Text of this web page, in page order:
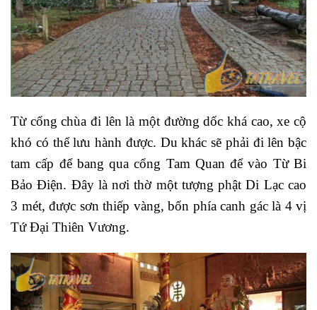
Từ cổng chùa đi lên là một đường dốc khá cao, xe cộ
khó có thể lưu hành được. Du khác sẽ phải đi lên bậc
tam cấp để bang qua cổng Tam Quan để vào Từ Bi
Bảo Điện. Đây là nơi thờ một tượng phật Di Lạc cao
3 mét, được sơn thiếp vàng, bốn phía canh gác là 4 vị
Tứ Đại Thiên Vương.